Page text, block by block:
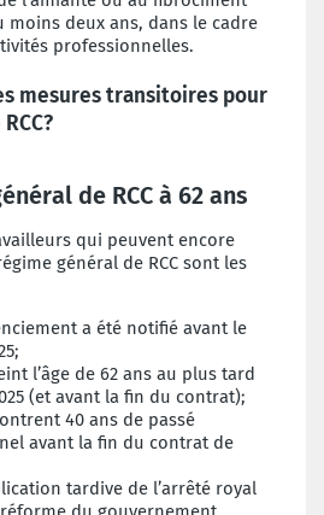
moins deux ans, dans le cadre
professionnelles.
mesures transitoires pour
de RCC à 62 ans
qui peuvent encore
général de RCC sont les
a été notifié avant le
l’âge de 62 ans au plus tard
(et avant la fin du contrat);
40 ans de passé
avant la fin du contrat de
tardive de l’arrêté royal